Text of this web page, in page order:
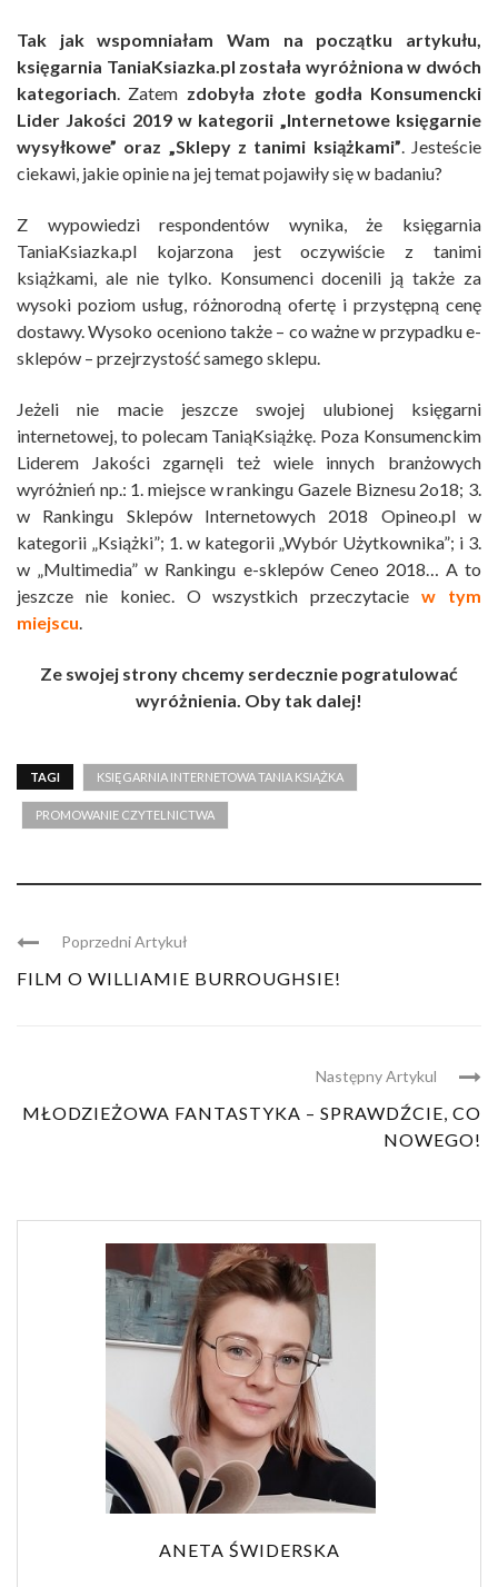
Tak jak wspomniałam Wam na początku artykułu,
księgarnia TaniaKsiazka.pl została wyróżniona w dwóch
kategoriach. Zatem zdobyła złote godła Konsumencki
Lider Jakości 2019 w kategorii „Internetowe księgarnie
wysyłkowe” oraz „Sklepy z tanimi książkami”. Jesteście
ciekawi, jakie opinie na jej temat pojawiły się w badaniu?
Z wypowiedzi respondentów wynika, że księgarnia
TaniaKsiazka.pl kojarzona jest oczywiście z tanimi
książkami, ale nie tylko. Konsumenci docenili ją także za
wysoki poziom usług, różnorodną ofertę i przystępną cenę
dostawy. Wysoko oceniono także – co ważne w przypadku e-
sklepów – przejrzystość samego sklepu.
Jeżeli nie macie jeszcze swojej ulubionej księgarni
internetowej, to polecam TaniąKsiążkę. Poza Konsumenckim
Liderem Jakości zgarnęli też wiele innych branżowych
wyróżnień np.: 1. miejsce w rankingu Gazele Biznesu 2o18; 3.
w Rankingu Sklepów Internetowych 2018 Opineo.pl w
kategorii „Książki”; 1. w kategorii „Wybór Użytkownika”; i 3.
w „Multimedia” w Rankingu e-sklepów Ceneo 2018… A to
jeszcze nie koniec. O wszystkich przeczytaciew tym
miejscu.
Ze swojej strony chcemy serdecznie pogratulować
wyróżnienia. Oby tak dalej!
TAGI KSIĘGARNIA INTERNETOWA TANIA KSIĄŻKA
PROMOWANIE CZYTELNICTWA
Poprzedni Artykuł
FILM O WILLIAMIE BURROUGHSIE!
Następny Artykul
MŁODZIEŻOWA FANTASTYKA – SPRAWDŹCIE, CO
NOWEGO!
ANETA ŚWIDERSKA